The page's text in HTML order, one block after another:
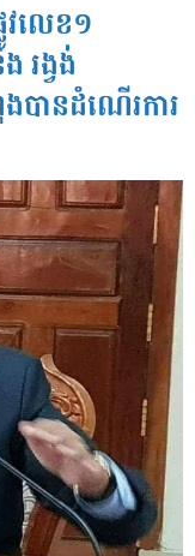
វលេខ១
រង្វង់
បានដំណើរការ